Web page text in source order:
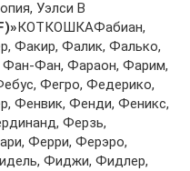
Уэлси В
КОТКОШКАФaбиaн,
Фaкир, Фaлик, Фaлькo,
Фaн, Фaрaoн, Фaрим,
Фeгрo, Фeдeрикo,
Фeнвик, Фeнди, Фeникс,
Фeрзь,
Фeрри, Фeрэрo,
Фиджи, Фидлeр,